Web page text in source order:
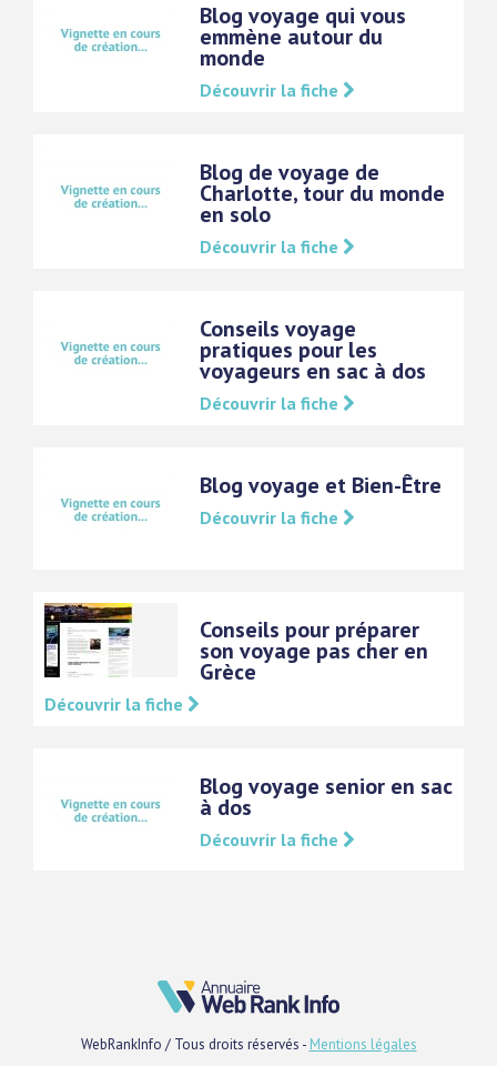
Blog voyage qui vous
emmène autour du
monde
Découvrir la fiche
Blog de voyage de
Charlotte, tour du monde
en solo
Découvrir la fiche
Conseils voyage
pratiques pour les
voyageurs en sac à dos
Découvrir la fiche
Blog voyage et Bien-Être
Découvrir la fiche
Conseils pour préparer
son voyage pas cher en
Grèce
Découvrir la fiche
Blog voyage senior en sac
à dos
Découvrir la fiche
WebRankInfo / Tous droits réservés - Mentions légales